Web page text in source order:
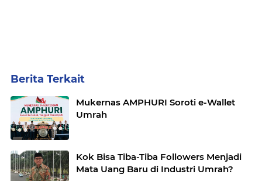
Berita Terkait
Mukernas AMPHURI Soroti e-Wallet
Umrah
Kok Bisa Tiba-Tiba Followers Menjadi
Mata Uang Baru di Industri Umrah?